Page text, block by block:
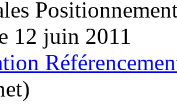
12 juin 2011